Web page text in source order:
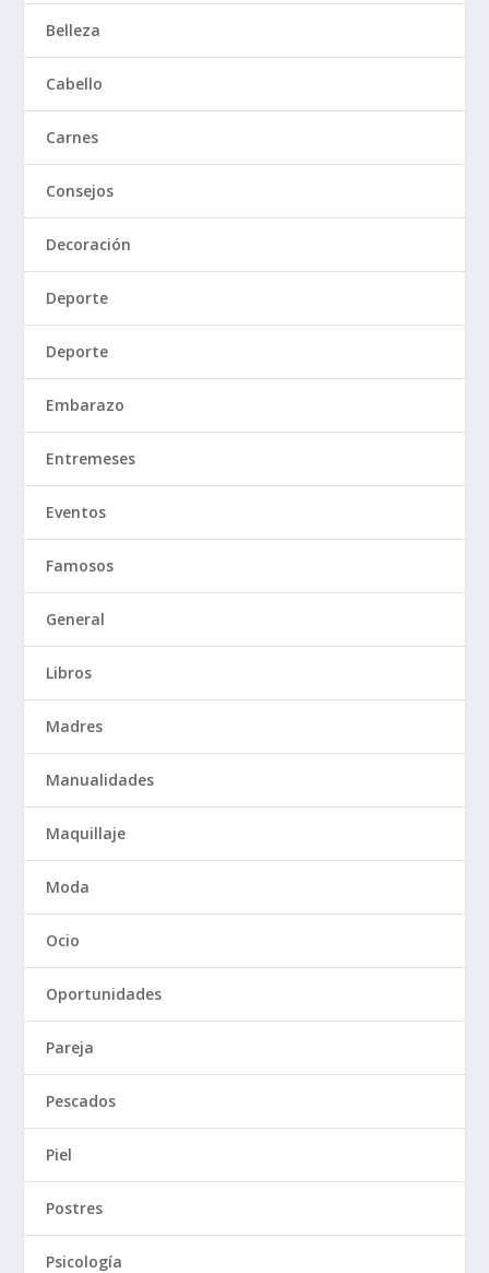
Belleza
Cabello
Carnes
Consejos
Decoración
Deporte
Deporte
Embarazo
Entremeses
Eventos
Famosos
General
Libros
Madres
Manualidades
Maquillaje
Moda
Ocio
Oportunidades
Pareja
Pescados
Piel
Postres
Psicología